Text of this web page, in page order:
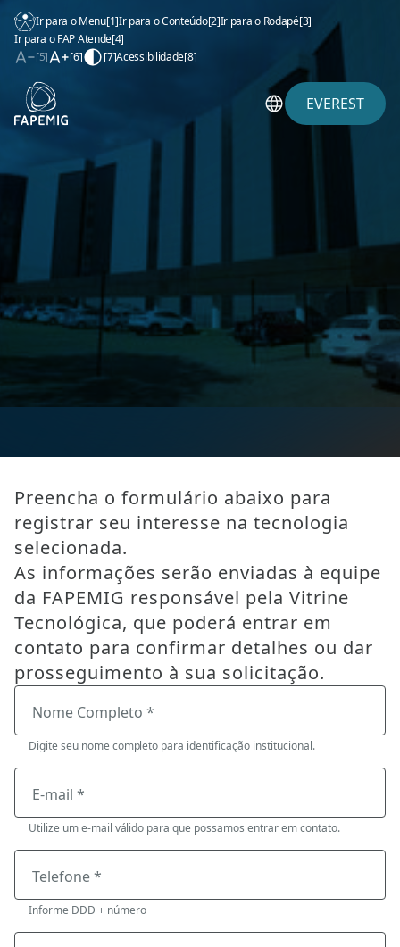
Ir para o Menu[1]Ir para o Conteúdo[2]Ir para o Rodapé[3]
Ir para o FAP Atende[4]
[5]
[6] [7]Acessibilidade[8]
EVEREST
Preencha o formulário abaixo para
registrar seu interesse na tecnologia
selecionada.
As informações serão enviadas à equipe
da FAPEMIG responsável pela Vitrine
Tecnológica, que poderá entrar em
contato para confirmar detalhes ou dar
prosseguimento à sua solicitação.
Nome Completo *
Digite seu nome completo para identificação institucional.
E-mail *
Utilize um e-mail válido para que possamos entrar em contato.
Telefone *
Informe DDD + número